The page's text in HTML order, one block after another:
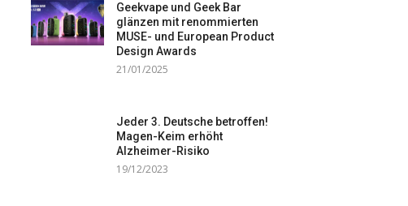
Geekvape und Geek Bar
glänzen mit renommierten
MUSE- und European Product
Design Awards
21/01/2025
Jeder 3. Deutsche betroffen!
Magen-Keim erhöht
Alzheimer-Risiko
19/12/2023